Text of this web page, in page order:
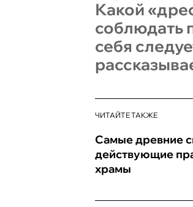
Какой
соблюдать
себя
ЧИТАЙТЕ ТАКЖЕ
Самые древние
действующие
храмы